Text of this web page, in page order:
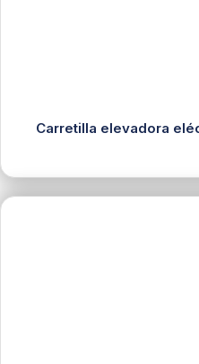
Carretilla elevadora